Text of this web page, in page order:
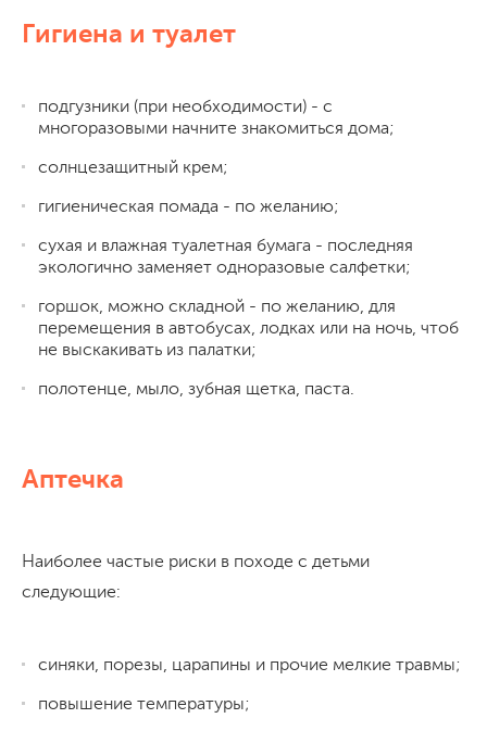
Гигиена и туалет
подгузники (при необходимости) - с
многоразовыми начните знакомиться дома;
солнцезащитный крем;
гигиеническая помада - по желанию;
сухая и влажная туалетная бумага - последняя
экологично заменяет одноразовые салфетки;
горшок, можно складной - по желанию, для
перемещения в автобусах, лодках или на ночь, чтоб
не выскакивать из палатки;
полотенце, мыло, зубная щетка, паста.
Аптечка
Наиболее частые риски в походе с детьми
следующие:
синяки, порезы, царапины и прочие мелкие травмы;
повышение температуры;